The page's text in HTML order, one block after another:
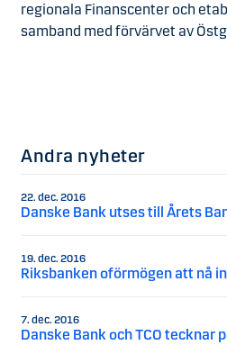
regionala Finanscenter och
samband med förvärvet av
Andra nyheter
22. dec. 2016
Danske Bank utses till Årets
19. dec. 2016
Riksbanken oförmögen att nå
7. dec. 2016
Danske Bank och TCO tecknar